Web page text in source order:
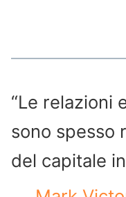
“Le relazioni
sono spesso
del capitale